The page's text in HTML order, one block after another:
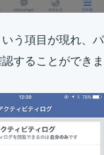
う項目が現れ、パ
することができま